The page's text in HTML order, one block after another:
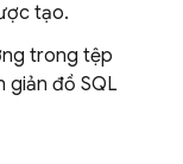
tạo.
trong tệp
giản đồ SQL